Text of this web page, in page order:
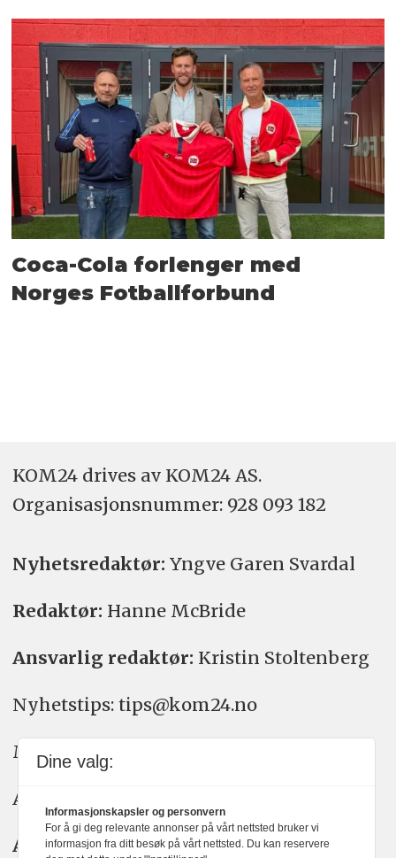
Coca-Cola forlenger med
Norges Fotballforbund
KOM24 drives av KOM24 AS.
Organisasjons­nummer: 928 093 182
Nyhetsredaktør: Yngve Garen Svardal
Redaktør: Hanne McBride
Ansvarlig redaktør: Kristin Stoltenberg
Nyhetstips: tips@kom24.no
Meninger: meninger@kom24.no
Annonse: annonse@watchmedia.no
Abonnement:kom24@watchmedia.no
Dine valg:
Informasjonskapsler og personvern
For å gi deg relevante annonser på vårt nettsted bruker vi
informasjon fra ditt besøk på vårt nettsted. Du kan reservere